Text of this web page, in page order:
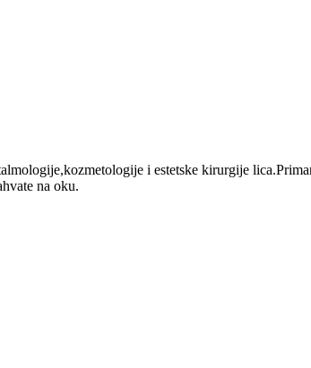
i estetske kirurgije
na oku.